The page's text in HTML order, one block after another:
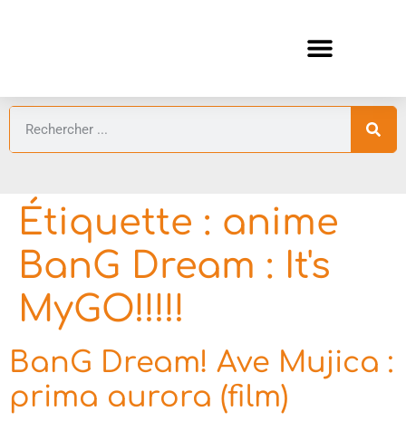
Étiquette : anime
BanG Dream : It's
MyGO!!!!!
BanG Dream! Ave Mujica :
prima aurora (film)